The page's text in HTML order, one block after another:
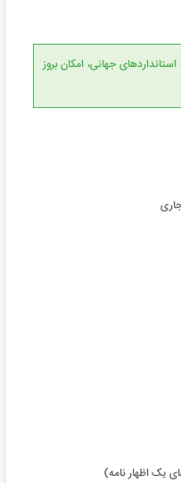
به دلیل تطابق با دانش به روز و مورد تایید استانداردهای جهانی، امکان بروز
یک اظهار نامه)